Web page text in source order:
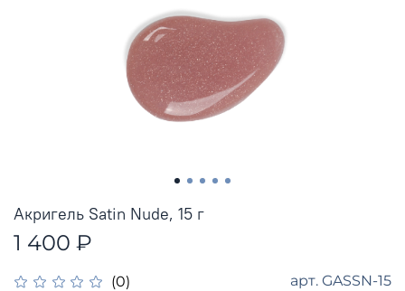
(0) арт. GASSN-15
Акригель Satin Nude, 15 г
1 400 ₽